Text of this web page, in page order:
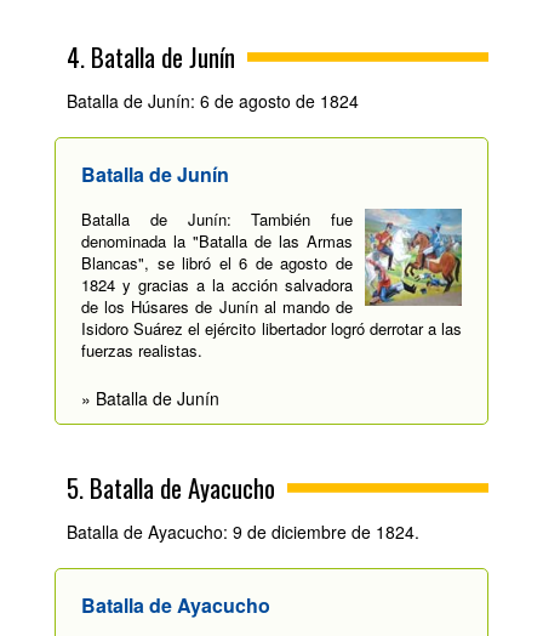
4. Batalla de Junín
Batalla de Junín: 6 de agosto de 1824
Batalla de Junín
Batalla de Junín: También fue
denominada la "Batalla de las Armas
Blancas", se libró el 6 de agosto de
1824 y gracias a la acción salvadora
de los Húsares de Junín al mando de
Isidoro Suárez el ejército libertador logró derrotar a las
fuerzas realistas.
» Batalla de Junín
5. Batalla de Ayacucho
Batalla de Ayacucho: 9 de diciembre de 1824.
Batalla de Ayacucho